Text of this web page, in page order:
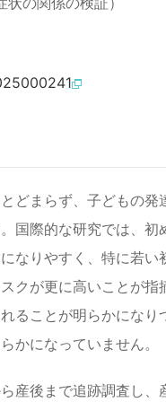
どまらず、子どもの
国際的な研究では、
なりやすく、特に若
クが更に高いことが
ることが明らかにな
かになっていません。
産後まで追跡調査し